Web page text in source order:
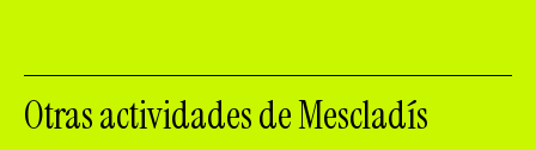
Otras actividades de Mescladís